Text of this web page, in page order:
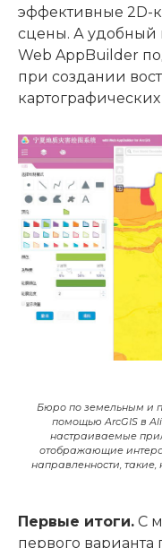
эффективные 2D-
сцены. А удобный
Web AppBuilder
при создании
Бюро по земельным и
помощью ArcGIS в
настраиваемые
отображающие
направленности, такие,
Первые итоги. С
первого